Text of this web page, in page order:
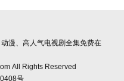
漫、高人气电视剧全集免费在
All Rights Reserved
号